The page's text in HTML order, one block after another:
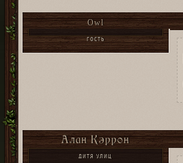
Owl
ГОСТЬ
Алан Кэррон
ДИТЯ УЛИЦ